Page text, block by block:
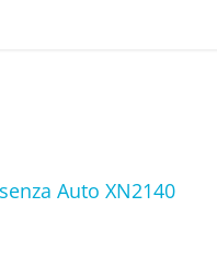
Auto XN2140